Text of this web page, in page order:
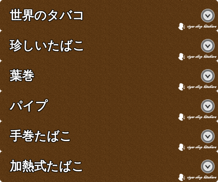
世界のタバコ
珍しいたばこ
葉巻
パイプ
手巻たばこ
加熱式たばこ